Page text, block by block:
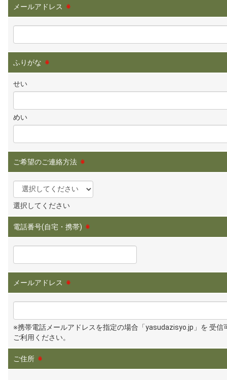
メールアドレス ※
ふりがな ※
せい
めい
ご希望のご連絡方法 ※
選択してください
電話番号(自宅・携帯) ※
メールアドレス ※
※携帯電話メールアドレスを指定の場合「yasudazisyo.jp」を 受信
ご利用ください。
ご住所 ※